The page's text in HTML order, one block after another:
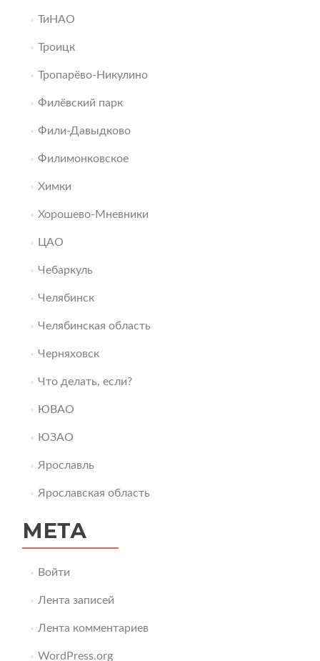
ТиНАО
Троицк
Тропарёво-Никулино
Филёвский парк
Фили-Давыдково
Филимонковское
Химки
Хорошево-Мневники
ЦАО
Чебаркуль
Челябинск
Челябинская область
Черняховск
Что делать, если?
ЮВАО
ЮЗАО
Ярославль
Ярославская область
МЕТА
Войти
Лента записей
Лента комментариев
WordPress.org